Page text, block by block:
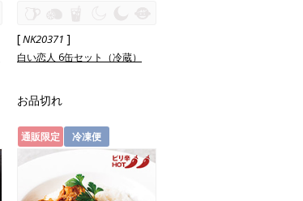
[NK20371 ]
白い恋人 6缶セット（冷蔵）
お品切れ
通販限定 冷凍便